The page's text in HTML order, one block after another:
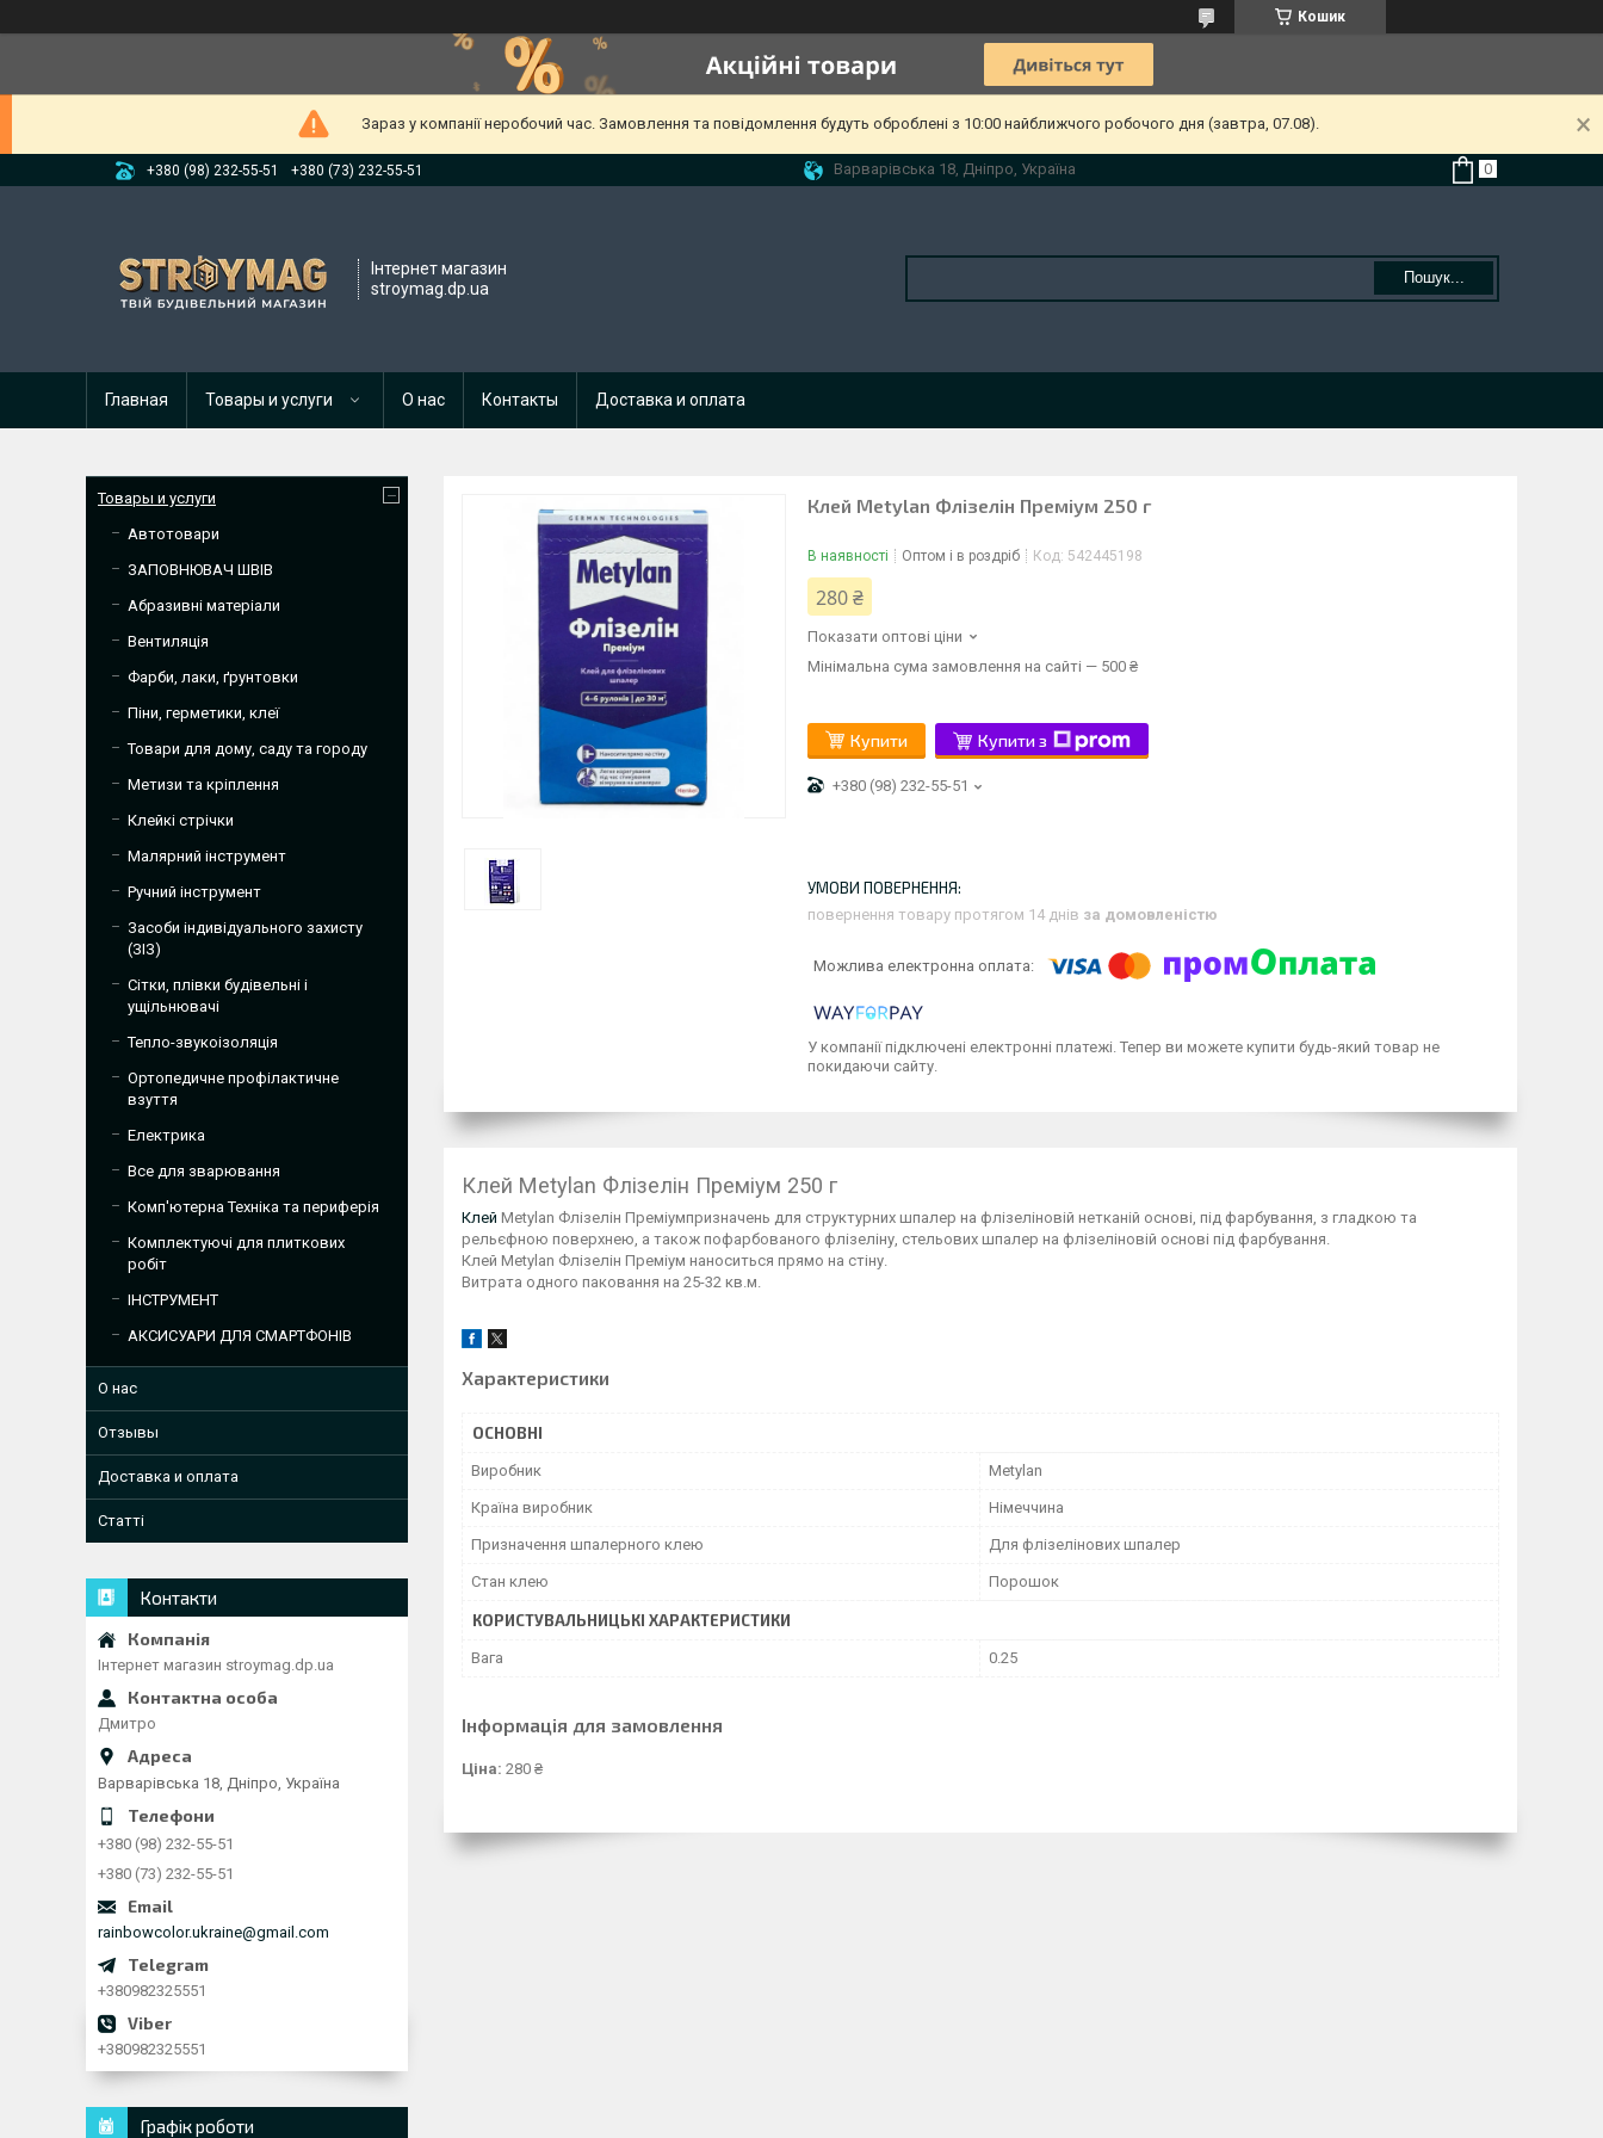
Кошик
Зараз у компанії неробочий час. Замовлення та повідомлення будуть оброблені з 10:00 найближчого робочого дня (завтра, 07.08).
+380 (98) 232-55-51 +380 (73) 232-55-51 Варварівська 18, Дніпро, Україна
Інтернет магазин
stroymag.dp.ua
Пошук...
Главная Товары и услуги О нас Контакты Доставка и оплата
Клей Metylan Флізелін Преміум 250 г
В наявності Оптом і в роздріб Код: 542445198
280 ₴
Показати оптові ціни
Мінімальна сума замовлення на сайті — 500 ₴
Купити Купити з
+380 (98) 232-55-51
повернення товару протягом 14 днів за домовленістю
У компанії підключені електронні платежі. Тепер ви можете купити будь-який товар не
покидаючи сайту.
Клей Metylan Флізелін Преміум 250 г
Клей Metylan Флізелін Преміумпризначень для структурних шпалер на флізеліновій нетканій основі, під фарбування, з гладкою та
рельєфною поверхнею, а також пофарбованого флізеліну, стельових шпалер на флізеліновій основі під фарбування.
Клей Metylan Флізелін Преміум наноситься прямо на стіну.
Витрата одного паковання на 25-32 кв.м.
Характеристики
ОСНОВНІ
Виробник Metylan
Країна виробник Німеччина
Призначення шпалерного клею Для флізелінових шпалер
Стан клею Порошок
КОРИСТУВАЛЬНИЦЬКІ ХАРАКТЕРИСТИКИ
Вага 0.25
Інформація для замовлення
Ціна: 280 ₴
Товары и услуги
Автотовари
ЗАПОВНЮВАЧ ШВІВ
Абразивні матеріали
Вентиляція
Фарби, лаки, ґрунтовки
Піни, герметики, клеї
Товари для дому, саду та городу
Метизи та кріплення
Клейкі стрічки
Малярний інструмент
Ручний інструмент
Засоби індивідуального захисту
(ЗІЗ)
Сітки, плівки будівельні і
ущільнювачі
Тепло-звукоізоляція
Ортопедичне профілактичне
взуття
Електрика
Все для зварювання
Комп'ютерна Техніка та периферія
Комплектуючі для плиткових
робіт
ІНСТРУМЕНТ
АКСИСУАРИ ДЛЯ СМАРТФОНІВ
О нас
Отзывы
Доставка и оплата
Статті
Контакти
Інтернет магазин stroymag.dp.ua
Дмитро
Варварівська 18, Дніпро, Україна
+380 (98) 232-55-51
+380 (73) 232-55-51
rainbowcolor.ukraine@gmail.com
+380982325551
+380982325551
Графік роботи